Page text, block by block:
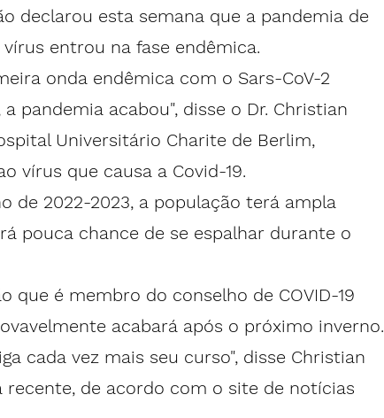
declarou esta semana que a pandemia de
entrou na fase endêmica.
onda endêmica com o Sars-CoV-2
pandemia acabou", disse o Dr. Christian
Universitário Charite de Berlim,
vírus que causa a Covid-19.
de 2022-2023, a população terá ampla
pouca chance de se espalhar durante o
que é membro do conselho de COVID-19
acabará após o próximo inverno.
cada vez mais seu curso", disse Christian
recente, de acordo com o site de notícias